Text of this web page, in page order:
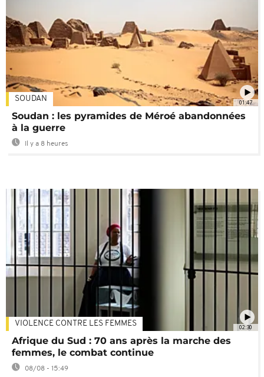
01:47
SOUDAN
Soudan : les pyramides de Méroé abandonnées
à la guerre
Il y a 8 heures
02:30
VIOLENCE CONTRE LES FEMMES
Afrique du Sud : 70 ans après la marche des
femmes, le combat continue
08/08 - 15:49